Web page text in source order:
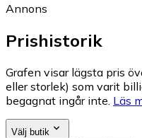
Annons
Prishistorik
Grafen visar lägsta pris
eller storlek) som varit
begagnat ingår inte. Läs
Välj butik